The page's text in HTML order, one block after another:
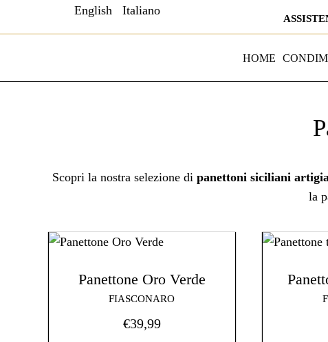
English Italiano
HOME
Scopri la nostra selezione di panettoni siciliani
la
Panettone Oro Verde
FIASCONARO
€39,99